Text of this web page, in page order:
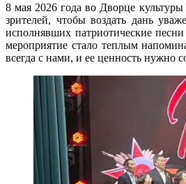
8 мая 2026 года во Дворце
зрителей, чтобы воздать дань
исполнявших патриотические
мероприятие стало теплым
всегда с нами, и ее ценность нужно